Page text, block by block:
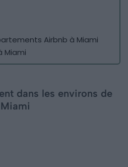
Airbnb à Miami
Miami
dans les environs de
Miami